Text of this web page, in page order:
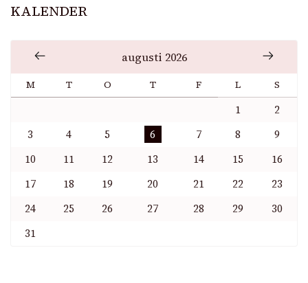
KALENDER
augusti 2026
M T O T F L S
1
2
3
4 5 6 7 8
9
10
11 12 13 14 15
16
17
18 19 20 21 22
23
24
25 26 27 28 29
30
31